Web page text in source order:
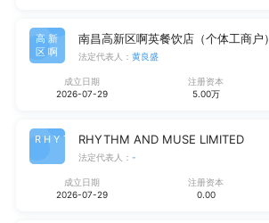
高新
区啊
南昌高新区啊英餐饮店（个体工商户）
法定代表人： 黄良盛
成立日期
2026-07-29
注册资本
5.00万
RHYT RHYTHM AND MUSE LIMITED
法定代表人： -
成立日期
2026-07-29
注册资本
0.00